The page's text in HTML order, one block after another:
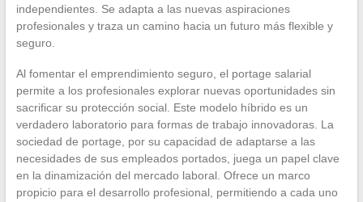
independientes. Se adapta a las nuevas aspiraciones
profesionales y traza un camino hacia un futuro más flexible y
seguro.
Al fomentar el emprendimiento seguro, el portage salarial
permite a los profesionales explorar nuevas oportunidades sin
sacrificar su protección social. Este modelo híbrido es un
verdadero laboratorio para formas de trabajo innovadoras. La
sociedad de portage, por su capacidad de adaptarse a las
necesidades de sus empleados portados, juega un papel clave
en la dinamización del mercado laboral. Ofrece un marco
propicio para el desarrollo profesional, permitiendo a cada uno